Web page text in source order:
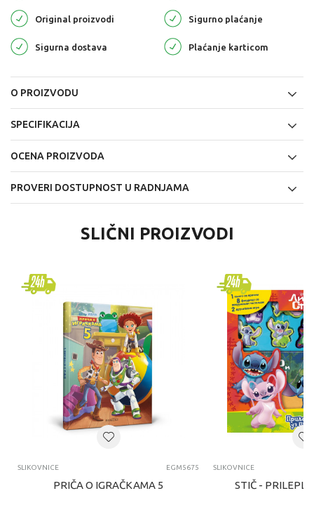
Original proizvodi Sigurno plaćanje
Sigurna dostava Plaćanje karticom
O PROIZVODU
SPECIFIKACIJA
OCENA PROIZVODA
PROVERI DOSTUPNOST U RADNJAMA
SLIČNI PROIZVODI
SLIKOVNICE EGM5675
PRIČA O IGRAČKAMA 5
SLIKOVNICE
STIČ -